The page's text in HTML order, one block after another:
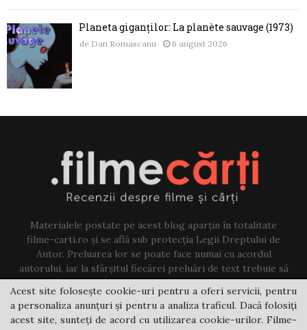
Planeta giganților: La planète sauvage (1973)
de Dan Romascanu 6 august 2026
Materialele postate pe acest blog aparțin în totalitate
filme-carti.ro și se află sub protecția Legii Dreptului de
Autor. Preluarea lor se poate face numai cu acordul
autorului, iar la sfârșitul fiecărei preluări de text trebuie să
existe un link către acest blog.
Contact us:jovi@filme-carti.ro
Acest site folosește cookie-uri pentru a oferi servicii, pentru
a personaliza anunțuri și pentru a analiza traficul. Dacă folosiți
acest site, sunteți de acord cu utilizarea cookie-urilor. Filme-